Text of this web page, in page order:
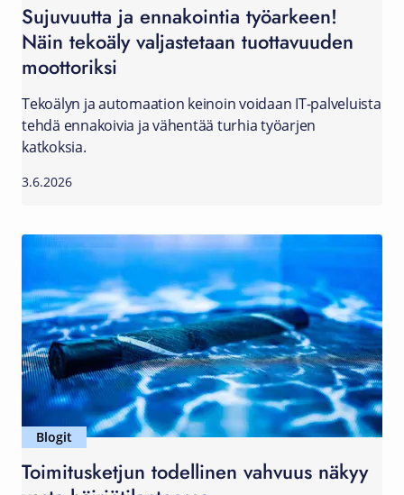
Sujuvuutta ja ennakointia työarkeen!
Näin tekoäly valjastetaan tuottavuuden
moottoriksi
Tekoälyn ja automaation keinoin voidaan IT-palveluista
tehdä ennakoivia ja vähentää turhia työarjen
katkoksia.
3.6.2026
Blogit
Toimitusketjun todellinen vahvuus näkyy